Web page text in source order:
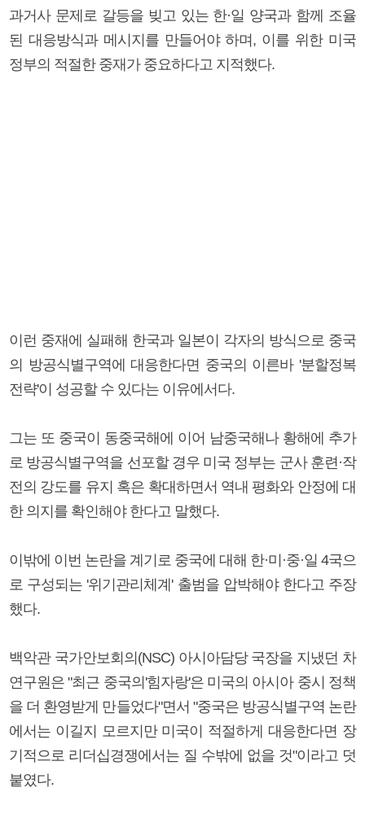
과거사 문제로 갈등을 빚고 있는 한·일 양국과 함께 조율
된 대응방식과 메시지를 만들어야 하며, 이를 위한 미국
정부의 적절한 중재가 중요하다고 지적했다.
이런 중재에 실패해 한국과 일본이 각자의 방식으로 중국
의 방공식별구역에 대응한다면 중국의 이른바 '분할정복
전략'이 성공할 수 있다는 이유에서다.
그는 또 중국이 동중국해에 이어 남중국해나 황해에 추가
로 방공식별구역을 선포할 경우 미국 정부는 군사 훈련·작
전의 강도를 유지 혹은 확대하면서 역내 평화와 안정에 대
한 의지를 확인해야 한다고 말했다.
이밖에 이번 논란을 계기로 중국에 대해 한·미·중·일 4국으
로 구성되는 '위기관리체계' 출범을 압박해야 한다고 주장
했다.
백악관 국가안보회의(NSC) 아시아담당 국장을 지냈던 차
연구원은 "최근 중국의'힘자랑'은 미국의 아시아 중시 정책
을 더 환영받게 만들었다"면서 "중국은 방공식별구역 논란
에서는 이길지 모르지만 미국이 적절하게 대응한다면 장
기적으로 리더십경쟁에서는 질 수밖에 없을 것"이라고 덧
붙였다.